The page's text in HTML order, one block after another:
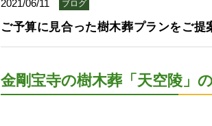
2021/06/11 ブログ
ご予算に見合った樹木葬プランをご提
金剛宝寺の樹木葬「天空陵」